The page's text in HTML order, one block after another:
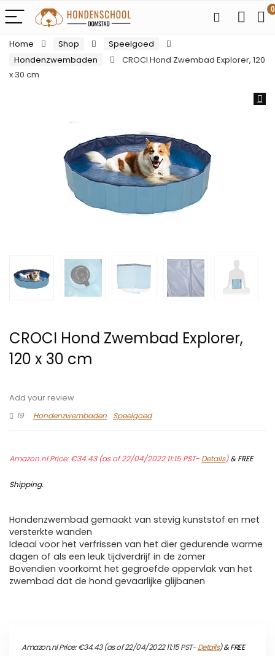
0
Home Shop
Speelgoed
Hondenzwembaden
CROCI Hond Zwembad Explorer, 120
x 30 cm
CROCI Hond Zwembad Explorer,
120 x 30 cm
Add your review
19
Hondenzwembaden Speelgoed
Amazon.nl Price:€34.43(as of 22/04/2022 11:15 PST- Details)&FREE
Shipping.
Hondenzwembad gemaakt van stevig kunststof en met
versterkte wanden
Ideaal voor het verfrissen van het dier gedurende warme
dagen of als een leuk tijdverdrijf in de zomer
Bovendien voorkomt het gegroefde oppervlak van het
zwembad dat de hond gevaarlijke glijbanen
Amazon.nl Price:€34.43(as of 22/04/2022 11:15 PST-Details)&FREE